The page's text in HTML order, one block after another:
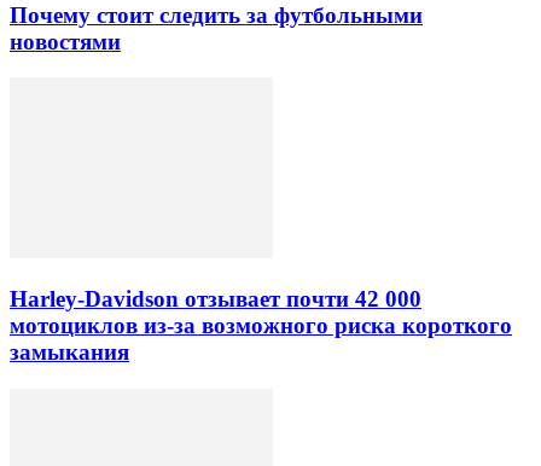
Почему стоит следить за футбольными
новостями
Harley-Davidson отзывает почти 42 000
мотоциклов из-за возможного риска короткого
замыкания